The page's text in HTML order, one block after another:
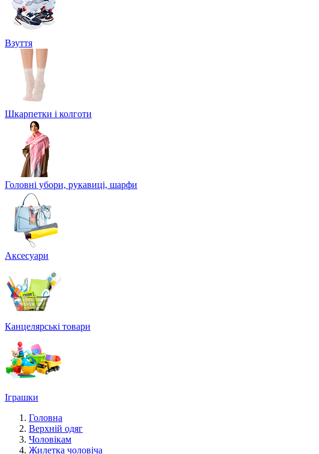
Взуття
Шкарпетки і колготи
Головні убори, рукавиці, шарфи
Аксесуари
Канцелярські товари
Іграшки
Головна
Верхній одяг
Чоловікам
Жилетка чоловіча